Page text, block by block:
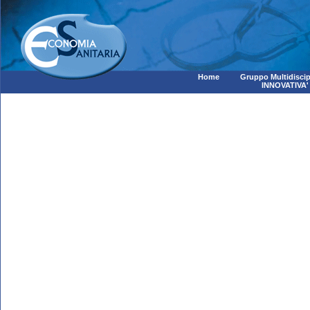
Home
Gruppo
INNOVATIVA'